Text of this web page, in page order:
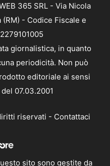
365 SRL - Via Nicola
(RM) - Codice Fiscale e
giornalistica, in quanto
periodicità. Non può
editoriale ai sensi
07.03.2001
riservati - Contattaci
sito sono gestite da